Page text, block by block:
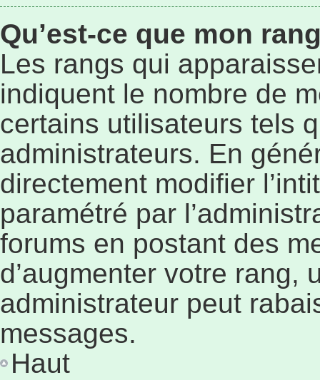
Qu’est-ce que mon
Les rangs qui
indiquent le nombre de
certains utilisateurs tels
administrateurs. En
directement modifier
paramétré par
forums en postant des
d’augmenter votre rang,
administrateur peut
messages.
Haut